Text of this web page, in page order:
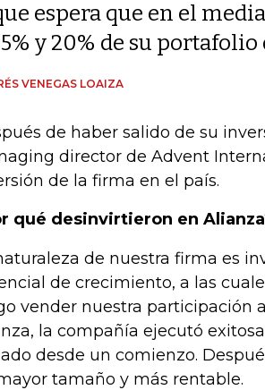
espera que en el
y 20% de su
VENEGAS LOAIZA
de haber salido de su
director de Advent
de la firma en el país.
qué desinvirtieron en
de nuestra firma es
de crecimiento, a las
vender nuestra participación
la compañía ejecutó
desde un comienzo.
tamaño y más rentable.